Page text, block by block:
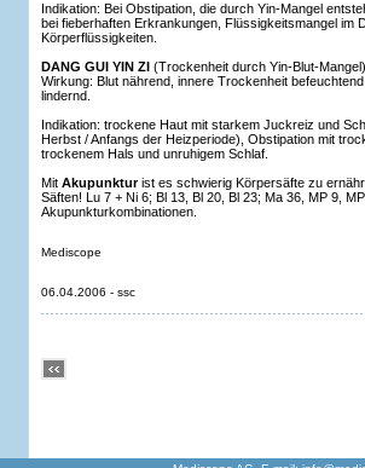
Indikation: Bei Obstipation, die durch Yin-Mangel
bei fieberhaften Erkrankungen, Flüssigkeitsmangel im
Körperflüssigkeiten.
DANG GUI YIN ZI (Trockenheit durch Yin-Blut-Mangel)
Wirkung: Blut nährend, innere Trockenheit
lindernd.
Indikation: trockene Haut mit starkem Juckreiz und
Herbst / Anfangs der Heizperiode), Obstipation mit
trockenem Hals und unruhigem Schlaf.
Mit Akupunkturist es schwierig Körpersäfte zu
Säften! Lu 7 + Ni 6; Bl 13, Bl 20, Bl 23; Ma 36, MP 9,
Akupunkturkombinationen.
Mediscope
06.04.2006 - ssc